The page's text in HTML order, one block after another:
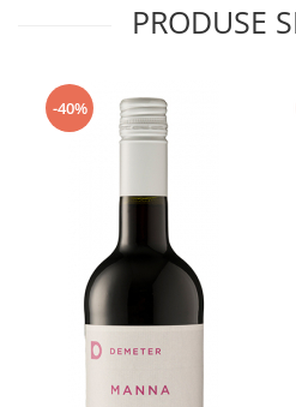
PRODUSE
-40%